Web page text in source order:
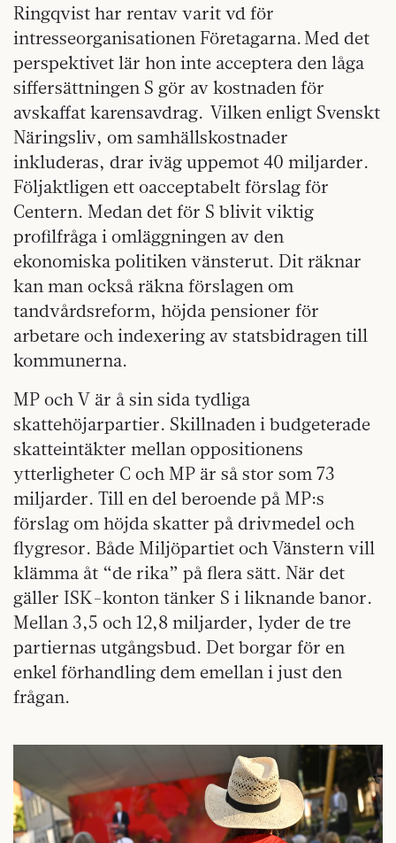
Ringqvist har rentav varit vd för
intresseorganisationen Företagarna. Med det
perspektivet lär hon inte acceptera den låga
siffersättningen S gör av kostnaden för
avskaffat karensavdrag. Vilken enligt Svenskt
Näringsliv, om samhällskostnader
inkluderas, drar iväg uppemot 40 miljarder.
Följaktligen ett oacceptabelt förslag för
Centern. Medan det för S blivit viktig
profilfråga i omläggningen av den
ekonomiska politiken vänsterut. Dit räknar
kan man också räkna förslagen om
tandvårdsreform, höjda pensioner för
arbetare och indexering av statsbidragen till
kommunerna.
MP och V är å sin sida tydliga
skattehöjarpartier. Skillnaden i budgeterade
skatteintäkter mellan oppositionens
ytterligheter C och MP är så stor som 73
miljarder. Till en del beroende på MP:s
förslag om höjda skatter på drivmedel och
flygresor. Både Miljöpartiet och Vänstern vill
klämma åt “de rika” på flera sätt. När det
gäller ISK-konton tänker S i liknande banor.
Mellan 3,5 och 12,8 miljarder, lyder de tre
partiernas utgångsbud. Det borgar för en
enkel förhandling dem emellan i just den
frågan.